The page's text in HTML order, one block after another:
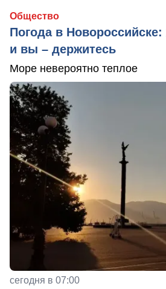
Общество
Погода в
и вы – держитесь
Море невероятно теплое
сегодня в 07:00